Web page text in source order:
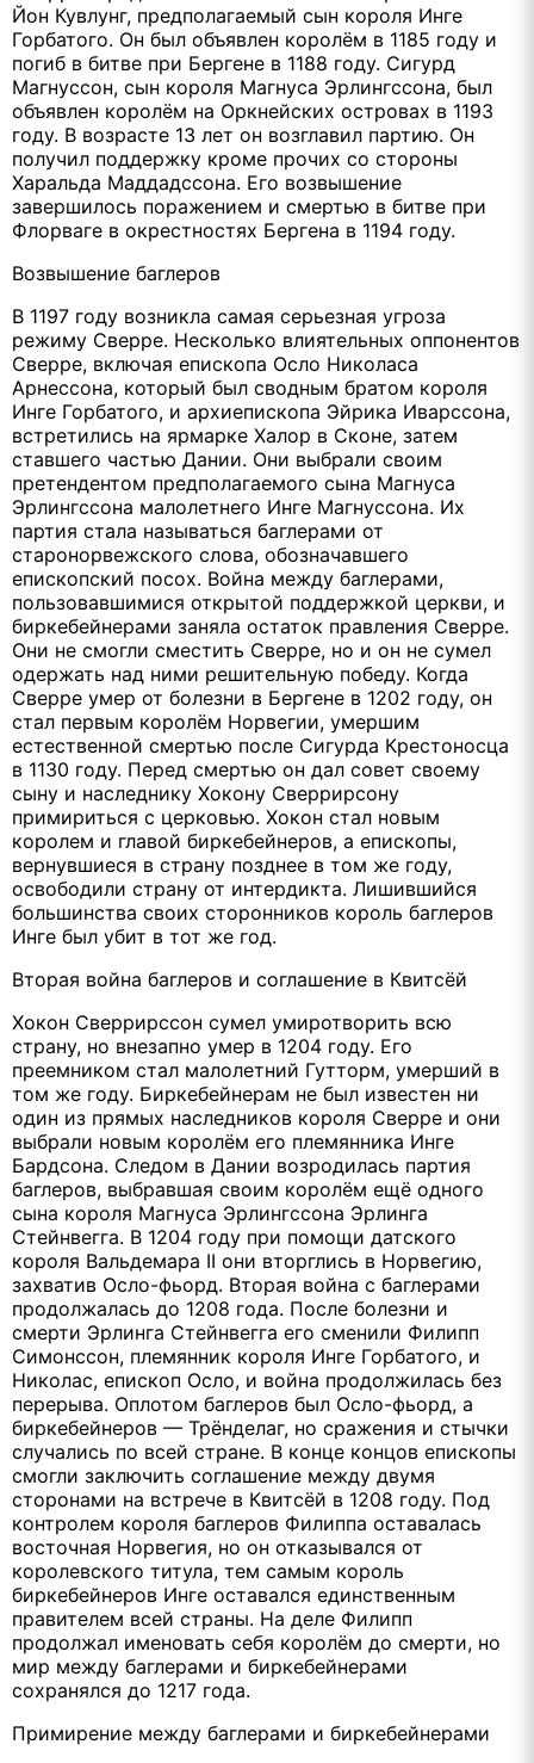
Йон Кувлунг, предполагаемый сын короля Инге
Горбатого. Он был объявлен королём в 1185 году и
погиб в битве при Бергене в 1188 году. Сигурд
Магнуссон, сын короля Магнуса Эрлингссона, был
объявлен королём на Оркнейских островах в 1193
году. В возрасте 13 лет он возглавил партию. Он
получил поддержку кроме прочих со стороны
Харальда Маддадссона. Его возвышение
завершилось поражением и смертью в битве при
Флорваге в окрестностях Бергена в 1194 году.
Возвышение баглеров
В 1197 году возникла самая серьезная угроза
режиму Сверре. Несколько влиятельных оппонентов
Сверре, включая епископа Осло Николаса
Арнессона, который был сводным братом короля
Инге Горбатого, и архиепископа Эйрика Иварссона,
встретились на ярмарке Халор в Сконе, затем
ставшего частью Дании. Они выбрали своим
претендентом предполагаемого сына Магнуса
Эрлингссона малолетнего Инге Магнуссона. Их
партия стала называться баглерами от
старонорвежского слова, обозначавшего
епископский посох. Война между баглерами,
пользовавшимися открытой поддержкой церкви, и
биркебейнерами заняла остаток правления Сверре.
Они не смогли сместить Сверре, но и он не сумел
одержать над ними решительную победу. Когда
Сверре умер от болезни в Бергене в 1202 году, он
стал первым королём Норвегии, умершим
естественной смертью после Сигурда Крестоносца
в 1130 году. Перед смертью он дал совет своему
сыну и наследнику Хокону Сверрирсону
примириться с церковью. Хокон стал новым
королем и главой биркебейнеров, а епископы,
вернувшиеся в страну позднее в том же году,
освободили страну от интердикта. Лишившийся
большинства своих сторонников король баглеров
Инге был убит в тот же год.
Вторая война баглеров и соглашение в Квитсёй
Хокон Сверрирссон сумел умиротворить всю
страну, но внезапно умер в 1204 году. Его
преемником стал малолетний Гутторм, умерший в
том же году. Биркебейнерам не был известен ни
один из прямых наследников короля Сверре и они
выбрали новым королём его племянника Инге
Бардсона. Следом в Дании возродилась партия
баглеров, выбравшая своим королём ещё одного
сына короля Магнуса Эрлингссона Эрлинга
Стейнвегга. В 1204 году при помощи датского
короля Вальдемара II они вторглись в Норвегию,
захватив Осло-фьорд. Вторая война с баглерами
продолжалась до 1208 года. После болезни и
смерти Эрлинга Стейнвегга его сменили Филипп
Симонссон, племянник короля Инге Горбатого, и
Николас, епископ Осло, и война продолжилась без
перерыва. Оплотом баглеров был Осло-фьорд, а
биркебейнеров — Трёнделаг, но сражения и стычки
случались по всей стране. В конце концов епископы
смогли заключить соглашение между двумя
сторонами на встрече в Квитсёй в 1208 году. Под
контролем короля баглеров Филиппа оставалась
восточная Норвегия, но он отказывался от
королевского титула, тем самым король
биркебейнеров Инге оставался единственным
правителем всей страны. На деле Филипп
продолжал именовать себя королём до смерти, но
мир между баглерами и биркебейнерами
сохранялся до 1217 года.
Примирение между баглерами и биркебейнерами